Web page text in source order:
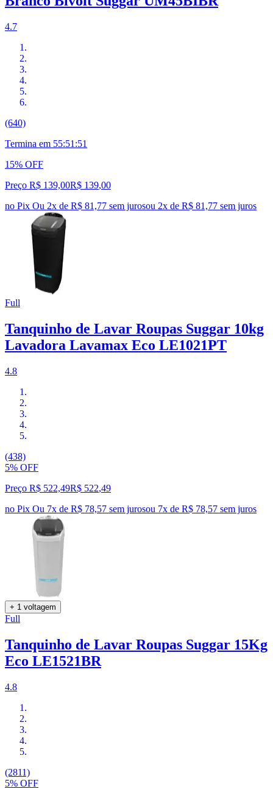
4.7
(640)
Termina em 55:51:50
15% OFF
Preço R$ 139,00R$ 139,00
no Pix Ou 2x de R$ 81,77 sem jurosou 2x de R$ 81,77 sem juros
Full
Tanquinho de Lavar Roupas Suggar 10kg
Lavadora Lavamax Eco LE1021PT
4.8
(438)
5% OFF
Preço R$ 522,49R$ 522,49
no Pix Ou 7x de R$ 78,57 sem jurosou 7x de R$ 78,57 sem juros
+ 1 voltagem
Full
Tanquinho de Lavar Roupas Suggar 15Kg
Eco LE1521BR
4.8
(2811)
5% OFF